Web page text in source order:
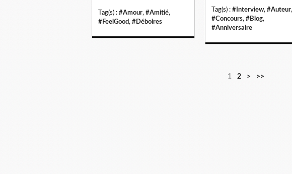
Tag(s) : #Amour, #Amitié,
#FeelGood, #Déboires
Tag(s) : #Interview, #Auteur,
#Concours, #Blog,
#Anniversaire
1 2 > >>